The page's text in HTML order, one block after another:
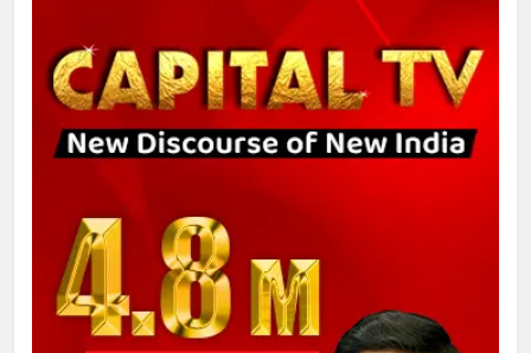
गाजा युद्धविराम को लेकर बड़ी खबरें
8
चुनाव से पहले लालू परिवार पर बड़ा झटका,
तय किए
1
SRN अस्पताल का नाम अमर शहीद ठाकुर
रोशन सिंह के नाम पर करने की मांग तेज